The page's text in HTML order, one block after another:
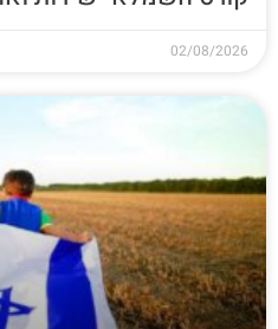
02/08/2026